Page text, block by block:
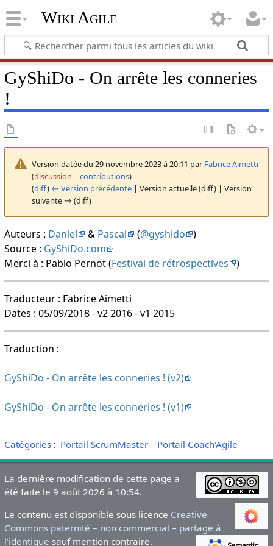
Wiki Agile
GyShiDo - On arrête les conneries
!
Version datée du 29 novembre 2023 à 20:11 par Fabrice Aimetti
(discussion | contributions)
(diff) ← Version précédente| Version actuelle (diff) | Version
suivante → (diff)
Auteurs : Daniel & Pascal (@gyshido
)
Source : GyShiDo.com
Merci à : Pablo Pernot (Festival de rétrospectives )
Traducteur : Fabrice Aimetti
Dates : 05/09/2018 - v2 2016 - v1 2015
Traduction :
GyShiDo - On arrête les conneries ! (v2)
GyShiDo - On arrête les conneries ! (v1)
Catégories: Portail ScrumMaster Portail Coach'Agile
La dernière modification de cette page a
été faite le 9 août 2026 à 10:54.
Le contenu est disponible sous licence Creative
Commons paternité – non commercial – partage à
l’identique sauf mention contraire.